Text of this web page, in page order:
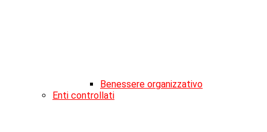
Benessere organizzativo
Enti controllati